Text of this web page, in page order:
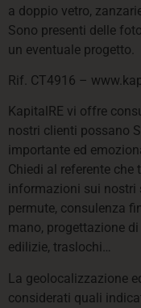
a doppio vetro,
Sono presenti delle
un eventuale progetto.
Rif. CT4916 –
KapitalRE vi offre
nostri clienti possano
importante ed
Chiedi al referente
informazioni sui nostri
permute, consulenza
mano, progettazione
edilizie, traslochi…
La geolocalizzazione
considerati quali